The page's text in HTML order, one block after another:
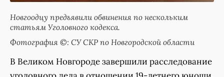
Новгоодцу предъявили обвинения по нескольким
статьям Уголовного кодекса.
Фотография ©: СУ СКР по Новгородской области
В Великом Новгороде завершили расследование